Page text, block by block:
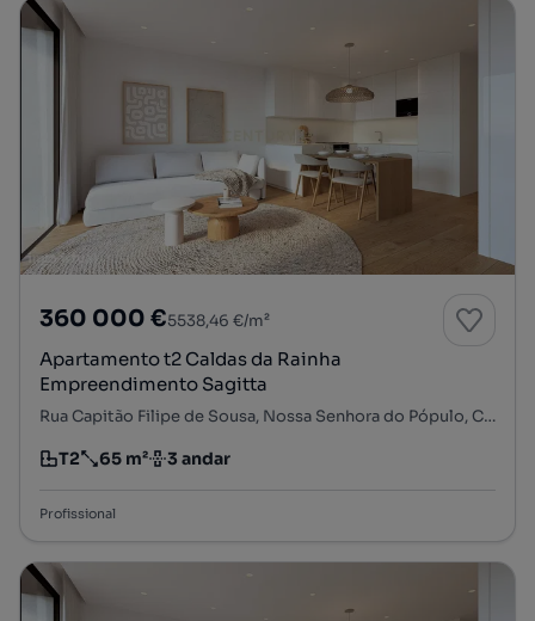
360 000 €5538,46 €/m²
Apartamento t2 Caldas da Rainha
Empreendimento Sagitta
Rua Capitão Filipe de Sousa, Nossa Senhora do Pópulo, Coto e São Gregório, Caldas da Rainha, Leiria
Tipologia
T2
Preço por metro quadrado
65 m²
Andar 3 andar
Profissional